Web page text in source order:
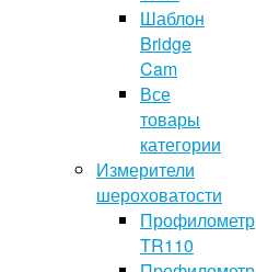
Шаблон
Bridge
Cam
Все
товары
категории
Измерители
шероховатости
Профилометр
TR110